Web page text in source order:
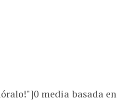
0media basada en